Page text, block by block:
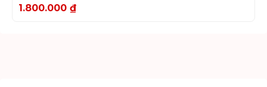
1.800.000 ₫